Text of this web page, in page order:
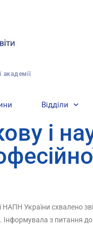
академії
Відділи
і
НАПН України схвалено
з питання